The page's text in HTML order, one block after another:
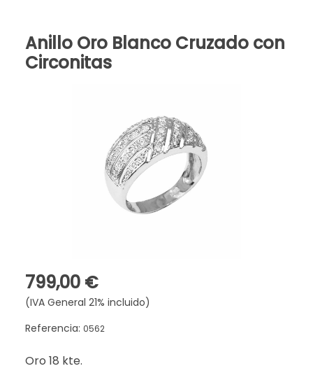
Anillo Oro Blanco Cruzado con
Circonitas
799,00 €
(IVA General 21% incluido)
Referencia: 0562
Oro 18 kte.